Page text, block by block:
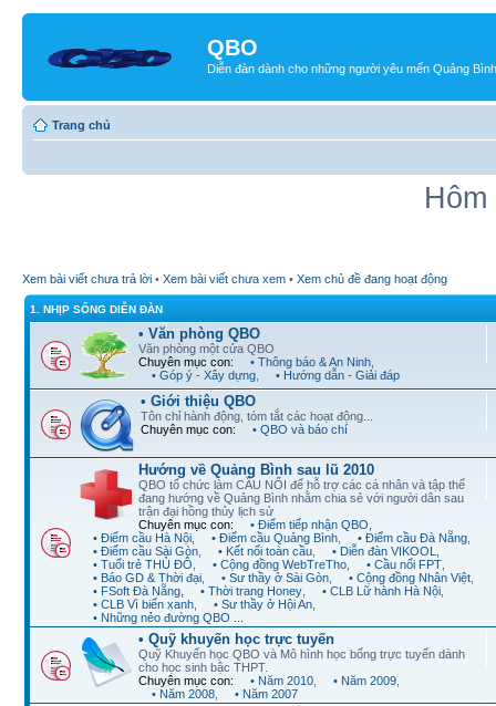
QBO
Diễn đàn dành cho những người yêu mến Quảng Bình
Trang chủ
Xem bài viết chưa trả lời • Xem bài viết chưa xem • Xem chủ đề đang hoạt động
1. NHỊP SỐNG DIỄN ĐÀN
• Văn phòng QBO
Văn phòng một cửa QBO
Chuyên mục con:
• Thông báo & An Ninh
• Góp ý - Xây dựng
• Hướng dẫn - Giải đáp
• Giới thiệu QBO
Tôn chỉ hành động, tóm tắt các hoạt động...
Chuyên mục con:
• QBO và báo chí
Hướng về Quảng Bình sau lũ 2010
QBO tổ chức làm CẦU NỐI để hỗ trợ các cá nhân và tập thể
đang hướng về Quảng Bình nhằm chia sẻ với người dân sau
trận đại hồng thủy lịch sử
Chuyên mục con:
• Điểm tiếp nhận QBO
• Điểm cầu Hà Nội
• Điểm cầu Quảng Bình • Điểm cầu Đà Nẵng
• Điểm cầu Sài Gòn
• Kết nối toàn cầu • Diễn đàn VIKOOL
• Tuổi trẻ THỦ ĐÔ
• Cộng đồng WebTreTho • Cầu nối FPT
• Báo GD & Thời đại
• Sư thầy ở Sài Gòn • Cộng đồng Nhân Việt
• FSoft Đà Nẵng
• Thời trang Honey • CLB Lữ hành Hà Nội
• CLB Vì biển xanh
• Sư thầy ở Hội An
• Những nẻo đường QBO ...
• Quỹ khuyến học trực tuyến
Quỹ Khuyến học QBO và Mô hình học bổng trực tuyến dành
cho học sinh bậc THPT.
Chuyên mục con:
• Năm 2010 • Năm 2009
• Năm 2008
• Năm 2007